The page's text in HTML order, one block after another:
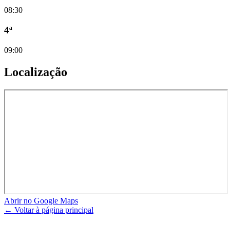
08:30
4ª
09:00
Localização
Abrir no Google Maps
← Voltar à página principal